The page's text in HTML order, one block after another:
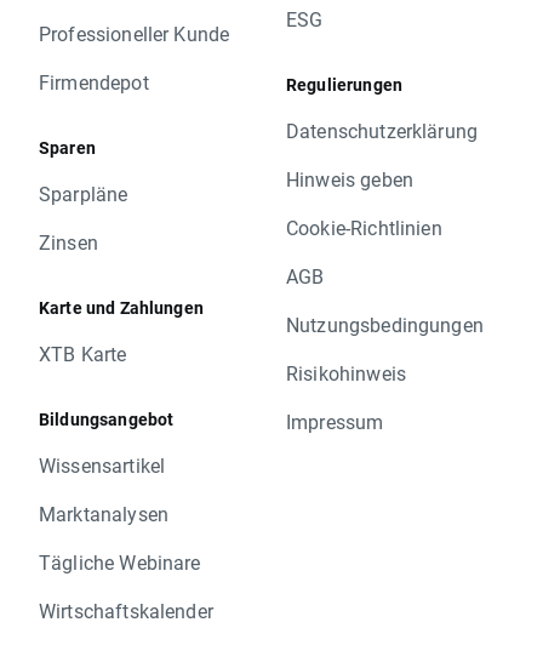
Professioneller Kunde
Firmendepot
Sparen
Sparpläne
Zinsen
Karte und Zahlungen
XTB Karte
Bildungsangebot
Wissensartikel
Marktanalysen
Tägliche Webinare
Wirtschaftskalender
ESG
Regulierungen
Datenschutzerklärung
Hinweis geben
Cookie-Richtlinien
AGB
Nutzungsbedingungen
Risikohinweis
Impressum